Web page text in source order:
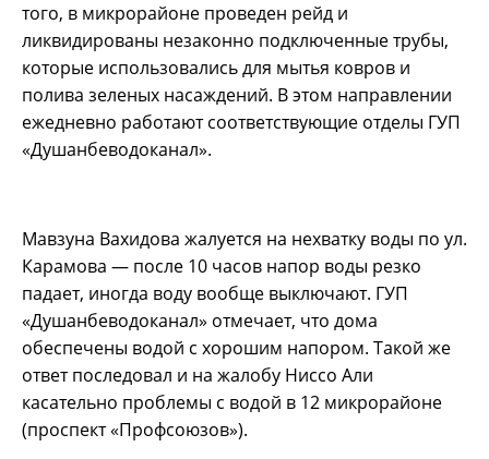
того, в микрорайоне проведен рейд и
ликвидированы незаконно подключенные трубы,
которые использовались для мытья ковров и
полива зеленых насаждений. В этом направлении
ежедневно работают соответствующие отделы ГУП
«Душанбеводоканал».
Мавзуна Вахидова жалуется на нехватку воды по ул.
Карамова — после 10 часов напор воды резко
падает, иногда воду вообще выключают. ГУП
«Душанбеводоканал» отмечает, что дома
обеспечены водой с хорошим напором. Такой же
ответ последовал и на жалобу Ниссо Али
касательно проблемы с водой в 12 микрорайоне
(проспект «Профсоюзов»).